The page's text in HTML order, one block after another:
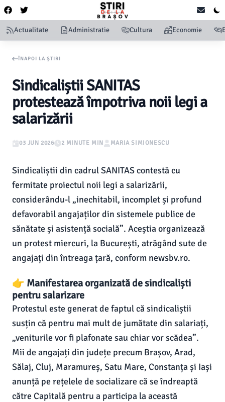
Actualitate Administratie Cultura Economie
ÎNAPOI LA ȘTIRI
Sindicaliștii SANITAS
protestează împotriva noii legi a
salarizării
03 JUN 2026 2 MINUTE MIN MARIA SIMIONESCU
Sindicaliștii din cadrul SANITAS contestă cu
fermitate proiectul noii legi a salarizării,
considerându-l „inechitabil, incomplet și profund
defavorabil angajaților din sistemele publice de
sănătate și asistență socială”. Aceștia organizează
un protest miercuri, la București, atrăgând sute de
angajați din întreaga țară, conform newsbv.ro.
👉 Manifestarea organizată de sindicaliști
pentru salarizare
Protestul este generat de faptul că sindicaliștii
susțin că pentru mai mult de jumătate din salariați,
„veniturile vor fi plafonate sau chiar vor scădea”.
Mii de angajați din județe precum Brașov, Arad,
Sălaj, Cluj, Maramureș, Satu Mare, Constanța și Iași
anunță pe rețelele de socializare că se îndreaptă
către Capitală pentru a participa la această